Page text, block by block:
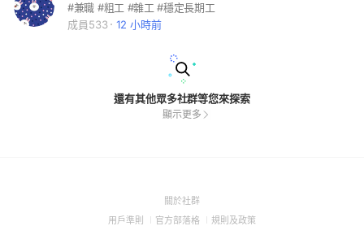
#兼職 #粗工 #雜工 #穩定長期工
成員533
12 小時前
還有其他眾多社群等您來探索
顯示更多
關於社群(Open
用戶準則 (Open
官方部落格 (Open
規則及政策(Open